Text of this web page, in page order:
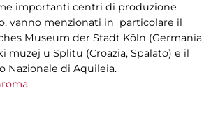
importanti centri di produzione
vanno menzionati in particolare il
Museum der Stadt Köln (Germania,
muzej u Splitu (Croazia, Spalato) e il
Nazionale di Aquileia.